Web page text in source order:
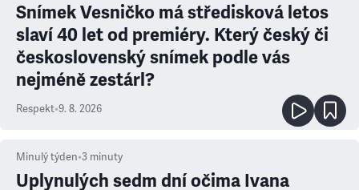
Snímek Vesničko má středisková letos
slaví 40 let od premiéry. Který český či
československý snímek podle vás
nejméně zestárl?
Respekt•9. 8. 2026
Minulý týden•3 minuty
Uplynulých sedm dní očima Ivana